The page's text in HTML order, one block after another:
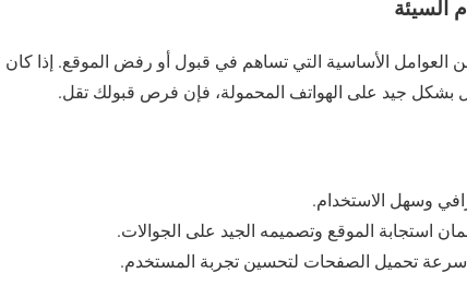
العوامل الأساسية التي تساهم في قبول أو رفض الموقع. إذا
بشكل جيد على الهواتف المحمولة، فإن فرص قبولك تقل.
وسهل الاستخدام.
استجابة الموقع وتصميمه الجيد على الجوالات.
تحميل الصفحات لتحسين تجربة المستخدم.